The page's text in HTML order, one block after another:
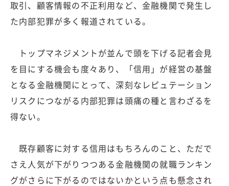
取引、顧客情報の不正利用など、金融機関で発生し
た内部犯罪が多く報道されている。
トップマネジメントが並んで頭を下げる記者会見
を目にする機会も度々あり、「信用」が経営の基盤
となる金融機関にとって、深刻なレピュテーション
リスクにつながる内部犯罪は頭痛の種と言わざるを
得ない。
既存顧客に対する信用はもちろんのこと、ただで
さえ人気が下がりつつある金融機関の就職ランキン
グがさらに下がるのではないかという点も懸念され